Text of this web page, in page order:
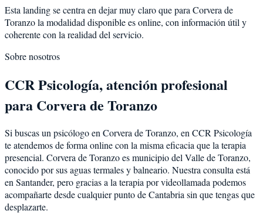
Esta landing se centra en dejar muy claro que para Corvera de
Toranzo la modalidad disponible es online, con información útil y
coherente con la realidad del servicio.
Sobre nosotros
CCR Psicología, atención profesional
para Corvera de Toranzo
Si buscas un psicólogo en Corvera de Toranzo, en CCR Psicología
te atendemos de forma online con la misma eficacia que la terapia
presencial. Corvera de Toranzo es municipio del Valle de Toranzo,
conocido por sus aguas termales y balneario. Nuestra consulta está
en Santander, pero gracias a la terapia por videollamada podemos
acompañarte desde cualquier punto de Cantabria sin que tengas que
desplazarte.